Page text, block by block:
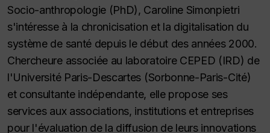
Socio-anthropologie (PhD), Caroline Simonpietri
s'intéresse à la chronicisation et la digitalisation du
système de santé depuis le début des années 2000.
Chercheure associée au laboratoire CEPED (IRD) de
l'Université Paris-Descartes (Sorbonne-Paris-Cité)
et consultante indépendante, elle propose ses
services aux associations, institutions et entreprises
pour l'évaluation de la diffusion de leurs innovations